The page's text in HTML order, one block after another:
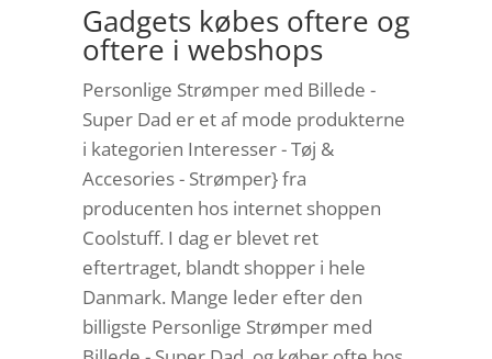
Gadgets købes oftere og
oftere i webshops
Personlige Strømper med Billede -
Super Dad er et af mode produkterne
i kategorien Interesser - Tøj &
Accesories - Strømper} fra
producenten hos internet shoppen
Coolstuff. I dag er blevet ret
eftertraget, blandt shopper i hele
Danmark. Mange leder efter den
billigste Personlige Strømper med